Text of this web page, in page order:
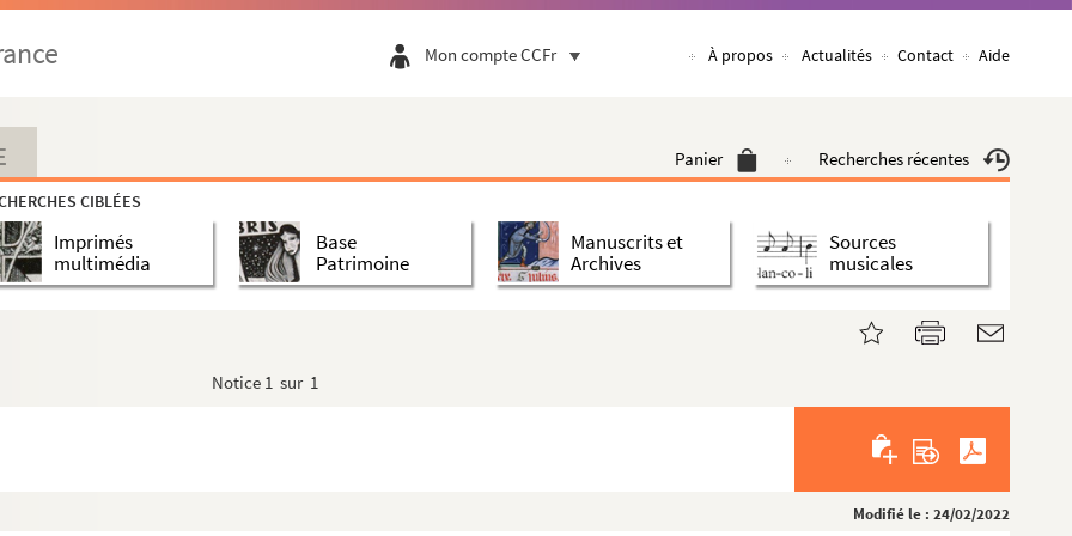
Mon compte CCFr À propos Actualités Contact Aide
Panier Recherches récentes
CIBLÉES
Imprimés
multimédia
Base
Patrimoine
Manuscrits et
Archives
Sources
musicales
Notice 1 sur 1
Modifié le : 24/02/2022
Corneille
nécrologie
et Saint Corneille. Abbés. Val-de-Grâ...
et à sa table
884)